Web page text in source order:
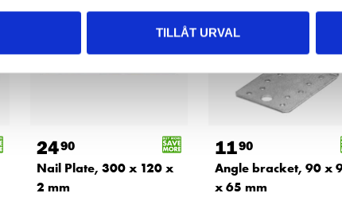
TILLÅT URVAL
2490
Nail Plate, 300 x 120 x
2 mm
1190
Angle bracket, 90 x
x 65 mm